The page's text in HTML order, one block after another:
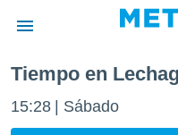
de
Tiempo en
15:28 Sábado